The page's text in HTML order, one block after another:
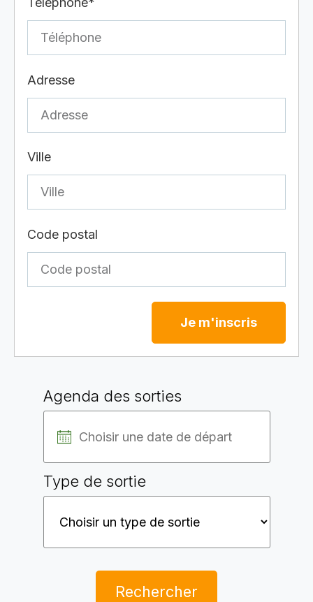
Adresse
Ville
Code postal
Je m'inscris
Agenda des sorties
Type de sortie
Rechercher